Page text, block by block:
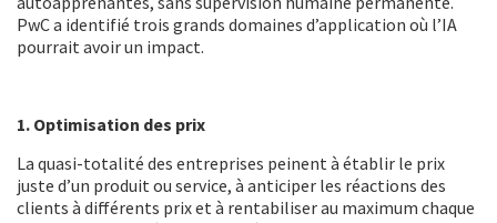
PwC a identifié trois grands domaines d’application où l’IA
pourrait avoir un impact.
1. Optimisation des prix
La quasi-totalité des entreprises peinent à établir le prix
juste d’un produit ou service, à anticiper les réactions des
clients à différents prix et à rentabiliser au maximum chaque